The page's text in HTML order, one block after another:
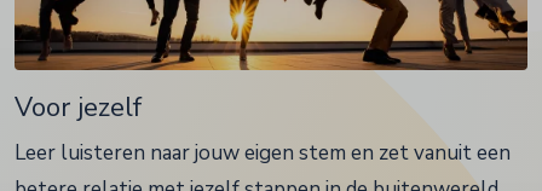
Voor jezelf
Leer luisteren naar jouw eigen stem en zet vanuit een